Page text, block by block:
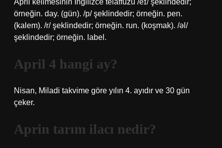
April kelimesinin İngilizce telaffuzu /eɪ/ şeklindedir;
örneğin. day. (gün). /p/ şeklindedir; örneğin. pen.
(kalem). /r/ şeklindedir; örneğin. run. (koşmak). /əl/
şeklindedir; örneğin. label.
April 4 hangi ay?
Nisan, Miladi takvime göre yılın 4. ayıdır ve 30 gün
çeker.
Aprin tarım ilacı nedir?